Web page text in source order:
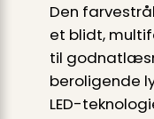
Den
et blidt,
til
beroligende
LED-